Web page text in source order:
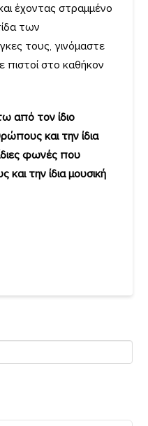
έχοντας στραμμένο
των
τους, γινόμαστε
πιστοί στο καθήκον
από τον ίδιο
και την ίδια
φωνές που
την ίδια μουσική